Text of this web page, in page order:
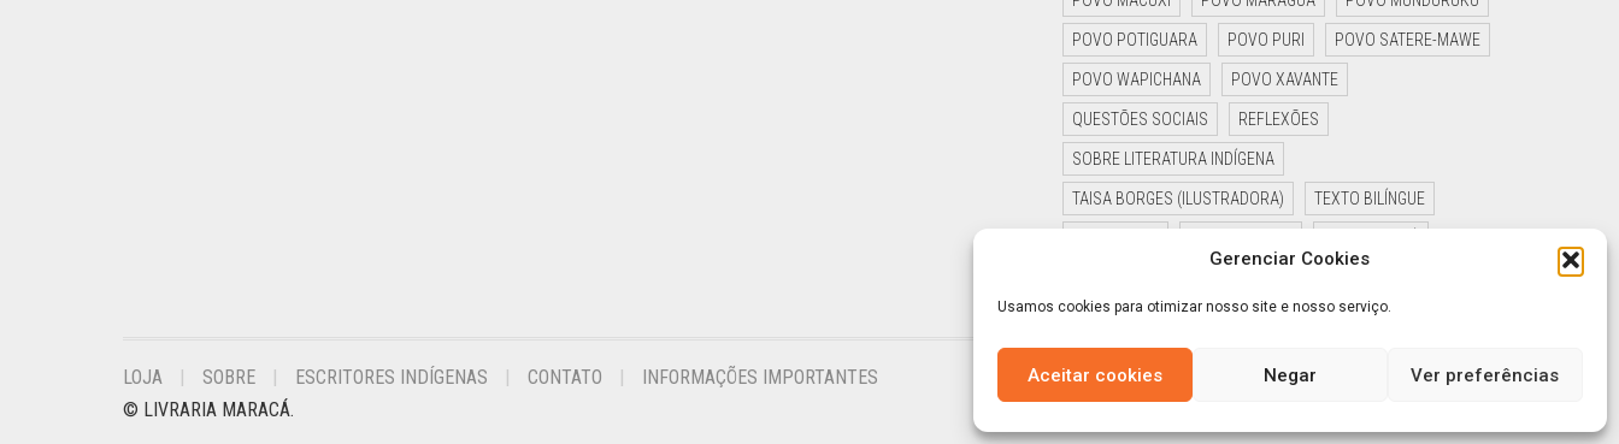
Gerenciar Cookies
Usamos cookies para otimizar nosso site e nosso serviço.
Aceitar cookies Negar Ver preferências
POVO POTIGUARA POVO PURI POVO SATERE-MAWE
POVO WAPICHANA POVO XAVANTE
QUESTÕES SOCIAIS REFLEXÕES
SOBRE LITERATURA INDÍGENA
TAISA BORGES (ILUSTRADORA) TEXTO BILÍNGUE
LOJA SOBRE ESCRITORES INDÍGENAS CONTATO
INFORMAÇÕES IMPORTANTES
© LIVRARIA MARACÁ.